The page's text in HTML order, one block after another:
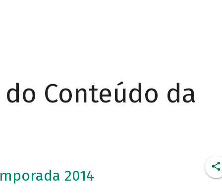
Conteúdo da
2014